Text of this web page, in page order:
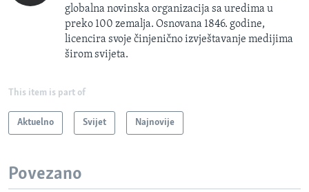
globalna novinska organizacija sa uredima u
preko 100 zemalja. Osnovana 1846. godine,
licencira svoje činjenično izvještavanje medijima
širom svijeta.
This item is part of
Aktuelno Svijet Najnovije
Povezano